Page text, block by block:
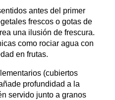
antes del primer
frescos o gotas de
una ilusión de frescura.
como rociar agua con
en frutas.
(cubiertos
profundidad a la
servido junto a granos